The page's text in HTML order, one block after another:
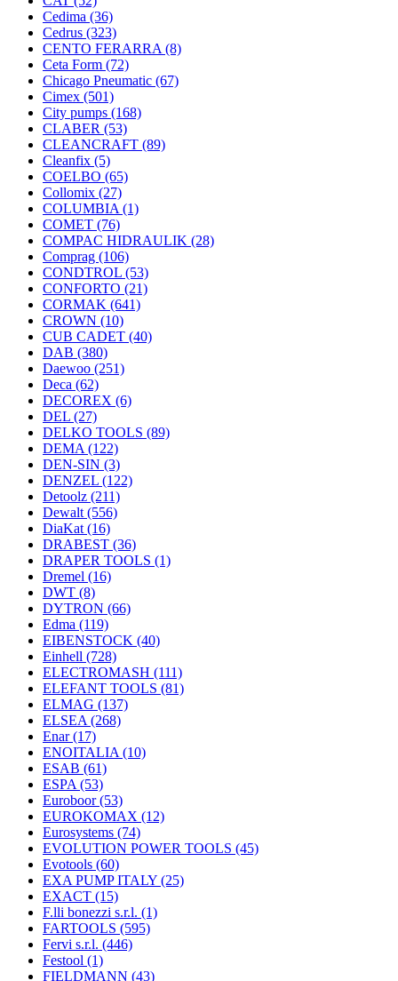
Cedima (36)
Cedrus (323)
CENTO FERARRA (8)
Ceta Form (72)
Chicago Pneumatic (67)
Cimex (501)
City pumps (168)
CLABER (53)
CLEANCRAFT (89)
Cleanfix (5)
COELBO (65)
Collomix (27)
COLUMBIA (1)
COMET (76)
COMPAC HIDRAULIK (28)
Comprag (106)
CONDTROL (53)
CONFORTO (21)
CORMAK (641)
CROWN (10)
CUB CADET (40)
DAB (380)
Daewoo (251)
Deca (62)
DECOREX (6)
DEL (27)
DELKO TOOLS (89)
DEMA (122)
DEN-SIN (3)
DENZEL (122)
Detoolz (211)
Dewalt (556)
DiaKat (16)
DRABEST (36)
DRAPER TOOLS (1)
Dremel (16)
DWT (8)
DYTRON (66)
Edma (119)
EIBENSTOCK (40)
Einhell (728)
ELECTROMASH (111)
ELEFANT TOOLS (81)
ELMAG (137)
ELSEA (268)
Enar(17)
ENOITALIA (10)
ESAB (61)
ESPA (53)
Euroboor(53)
EUROKOMAX (12)
Eurosystems (74)
EVOLUTION POWER TOOLS (45)
Evotools (60)
EXA PUMP ITALY (25)
EXACT (15)
F.lli bonezzi s.r.l. (1)
FARTOOLS (595)
Fervi s.r.l. (446)
Festool (1)
FIELDMANN (43)